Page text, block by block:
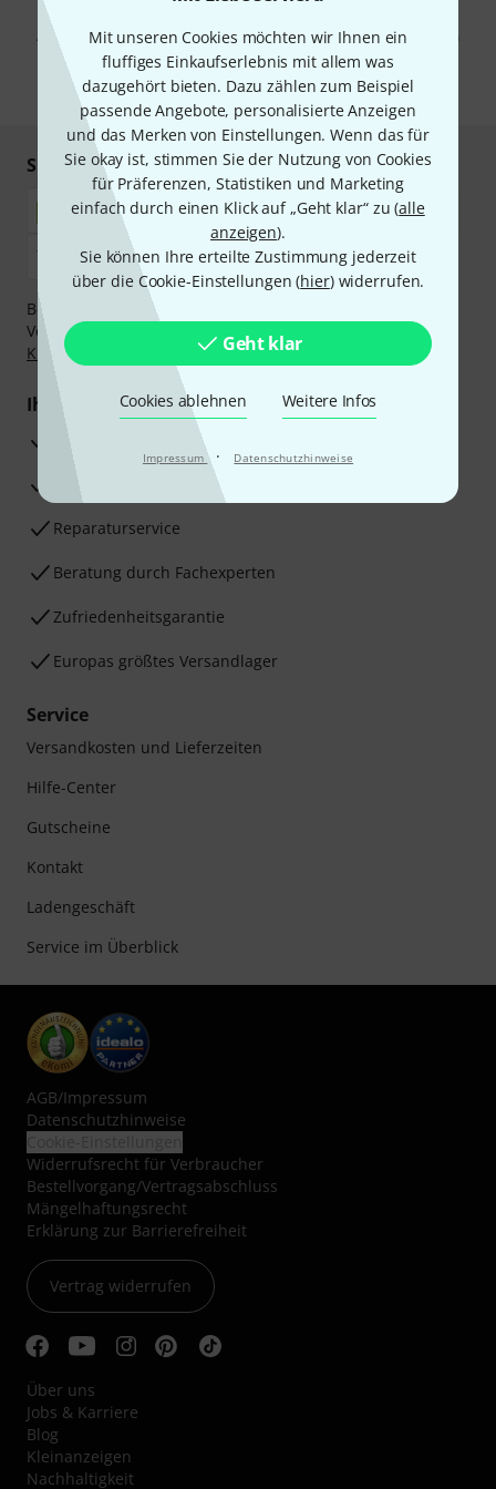
Mit unseren Cookies möchten wir Ihnen ein
fluffiges Einkaufserlebnis mit allem was
dazugehört bieten. Dazu zählen zum Beispiel
passende Angebote, personalisierte Anzeigen
und das Merken von Einstellungen. Wenn das für
Sie okay ist, stimmen Sie der Nutzung von Cookies
für Präferenzen, Statistiken und Marketing
einfach durch einen Klick auf „Geht klar“ zu (alle
anzeigen).
Sie können Ihre erteilte Zustimmung jederzeit
über die Cookie-Einstellungen (hier) widerrufen.
Geht klar
Cookies ablehnen Weitere Infos
Impressum · Datenschutzhinweise
Werbung und einer Messung des E-Mail-Nutzungsverhaltens zu. Die
Abmeldung ist jederzeit möglich. Weitere Informationen finden Sie in
unseren
Datenschutzhinweisen
* Pflichtfeld
Sicher einkaufen & bezahlen
Bezahlen Sie vertraulich und sicher per Nachnahme,
Vorkasse, PayPal, Amazon Pay,
Klarna Sofort bezahlen,
Klarna Ratenzahlung
oder Kreditkarte.
Ihre Vorteile
3 Jahre Thomann Garantie
30 Tage Money-Back-Garantie
Reparaturservice
Beratung durch Fachexperten
Zufriedenheitsgarantie
Europas größtes Versandlager
Service
Versandkosten und Lieferzeiten
Hilfe-Center
Gutscheine
Kontakt
Ladengeschäft
Service im Überblick
AGB/Impressum
Datenschutzhinweise
Widerrufsrecht für Verbraucher
Bestellvorgang/Vertragsabschluss
Mängelhaftungsrecht
Erklärung zur Barrierefreiheit
Vertrag widerrufen
Über uns
Jobs & Karriere
Blog
Kleinanzeigen
Nachhaltigkeit